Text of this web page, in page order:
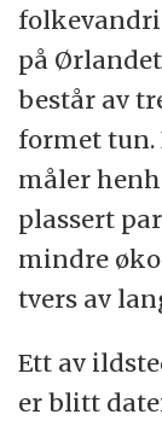
på
består av
formet tun.
måler
plassert
mindre
tvers av
Ett av
er blitt